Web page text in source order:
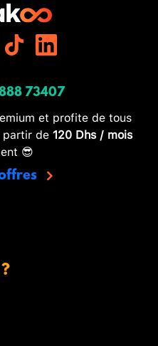
73407
et profite de tous
de 120 Dhs / mois
😎